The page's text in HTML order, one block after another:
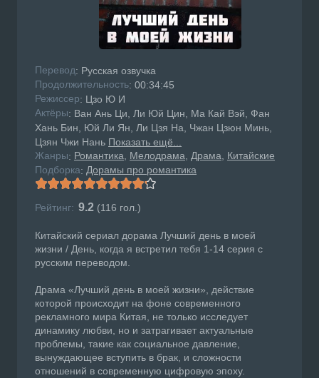
Перевод: Русская озвучка
Продолжительность: 00:34:45
Режисcер: Цзо Ю И
Актёры: Ван Ань Ци, Ли Юй Цин, Ма Кай Вэй, Фан
Хань Бин, Юй Ли Ян, Ли Цзя На, Чжан Цзюн Минь,
Цзян Чжи Нань Показать ещё...
Жанры: Романтика Мелодрама Драма Китайские
Подборка: Дорамы про романтика
Рейтинг: 9.2 (116 гол.)
Китайский сериал дорама Лучший день в моей
жизни / День, когда я встретил тебя 1-14 серия с
русским переводом.
Драма «Лучший день в моей жизни», действие
которой происходит на фоне современного
рекламного мира Китая, не только исследует
динамику любви, но и затрагивает актуальные
проблемы, такие как социальное давление,
вынуждающее вступить в брак, и сложности
отношений в современную цифровую эпоху.